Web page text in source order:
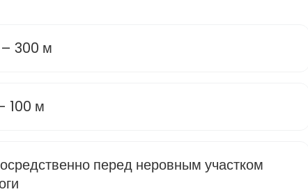
300 м
100 м
перед неровным участком